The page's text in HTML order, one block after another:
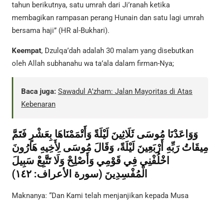
tahun berikutnya, satu umrah dari Ji’ranah ketika
membagikan rampasan perang Hunain dan satu lagi umrah
bersama haji” (HR al-Bukhari).
Keempat, Dzulqa’dah adalah 30 malam yang disebutkan
oleh Allah subhanahu wa ta’ala dalam firman-Nya;
Baca juga: Sawadul A’zham: Jalan Mayoritas di Atas
Kebenaran
وَوَاعَدْنَا مُوسَى ثَلَاثِينَ لَيْلَةً وَأَتْمَمْنَاهَا بِعَشْرٍ فَتَمَّ
مِيقَاتُ رَبِّهِ أَرْبَعِينَ لَيْلَةً، وَقَالَ مُوسَى لِأَخِيهِ هَارُونَ
اخْلُفْنِي فِي قَوْمِي وَأَصْلِحْ وَلَا تَتَّبِعْ سَبِيلَ
الْمُفْسِدِينَ (سورة الأعراف: ١٤٢)
Maknanya: “Dan Kami telah menjanjikan kepada Musa